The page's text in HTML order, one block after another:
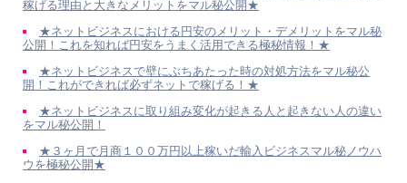
稼げる理由と大きなメリットをマル秘公開★
★ネットビジネスにおける円安のメリット・デメリットをマル秘
公開！これを知れば円安をうまく活用できる極秘情報！★
★ネットビジネスで壁にぶちあたった時の対処方法をマル秘公
開！これができれば必ずネットで稼げる！★
★ネットビジネスに取り組み変化が起きる人と起きない人の違い
をマル秘公開！
★３ヶ月で月商１００万円以上稼いだ輸入ビジネスマル秘ノウハ
ウを極秘公開★